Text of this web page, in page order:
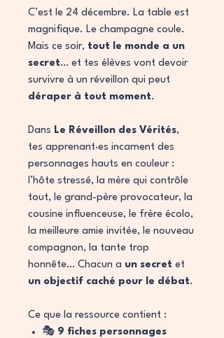
C’est le 24 décembre. La table est
magnifique. Le champagne coule.
Mais ce soir, tout le monde a un
secret… et tes élèves vont devoir
survivre à un réveillon qui peut
déraper à tout moment.
Dans Le Réveillon des Vérités,
tes apprenant·es incarnent des
personnages hauts en couleur :
l’hôte stressé, la mère qui contrôle
tout, le grand-père provocateur, la
cousine influenceuse, le frère écolo,
la meilleure amie invitée, le nouveau
compagnon, la tante trop
honnête… Chacun a un secret et
un objectif caché pour le débat.
Ce que la ressource contient :
🎭 9 fiches personnages